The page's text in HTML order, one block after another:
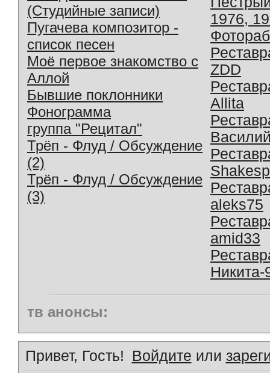
(Студийные записи)
Пугачева композитор -
список песен
Моё первое знакомство с
Аллой
Бывшие поклонники
Фонограмма
группа "Рецитал"
Трёп - Флуд / Обсуждение
(2)
Трёп - Флуд / Обсуждение
(3)
1976,
ZDD
Allita
aleks75
amid33
Никита-
тв анонсы:
Привет, Гость! Войдите или